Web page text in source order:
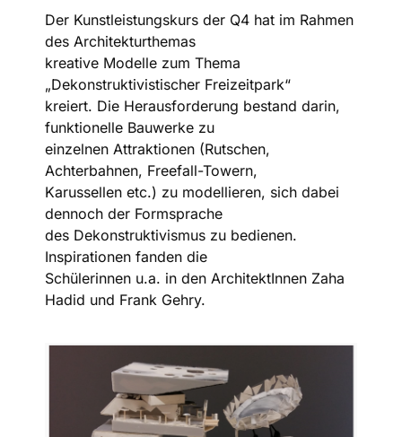
Der Kunstleistungskurs der Q4 hat im Rahmen
des Architekturthemas
kreative Modelle zum Thema
„Dekonstruktivistischer Freizeitpark“
kreiert. Die Herausforderung bestand darin,
funktionelle Bauwerke zu
einzelnen Attraktionen (Rutschen,
Achterbahnen, Freefall-Towern,
Karussellen etc.) zu modellieren, sich dabei
dennoch der Formsprache
des Dekonstruktivismus zu bedienen.
Inspirationen fanden die
Schülerinnen u.a. in den ArchitektInnen Zaha
Hadid und Frank Gehry.